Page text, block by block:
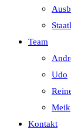
Team
Udo
Meik
Kontakt